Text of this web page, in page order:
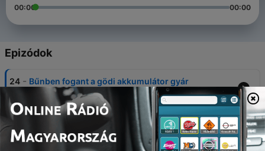
00:00 00:00
Epizódok
24 - Bűnben fogant a gödi akkumulátor gyár
26 márc. 2026
23 - Hogy javítsuk meg a demokráciát?
26 febr. 2026